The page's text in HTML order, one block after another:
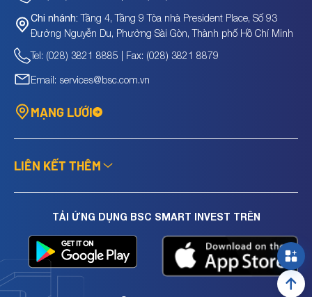
Chi nhánh: Tầng 4, Tầng 9 Tòa nhà President Place, Số 93
Đường Nguyễn Du, Phường Sài Gòn, Thành phố Hồ Chí Minh
Tel: (028) 3821 8885 | Fax: (028) 3821 8879
Email: services@bsc.com.vn
MẠNG LƯỚI
LIÊN KẾT THÊM
TẢI ỨNG DỤNG BSC SMART INVEST TRÊN